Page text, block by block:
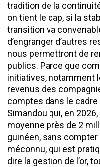
tradition de la
on tient le cap, si la
transition va
d’engranger d’autres
nous permettront de
publics. Parce que
initiatives, notamment
revenus des
comptes dans le cadre
Simandou qui, en
moyenne près de 2
guinéen, sans
méconnu, qui est
dire la gestion de l’or,